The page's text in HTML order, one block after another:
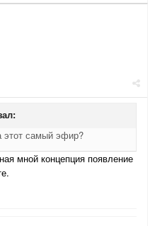
этот самый эфир?
мной концепция появление